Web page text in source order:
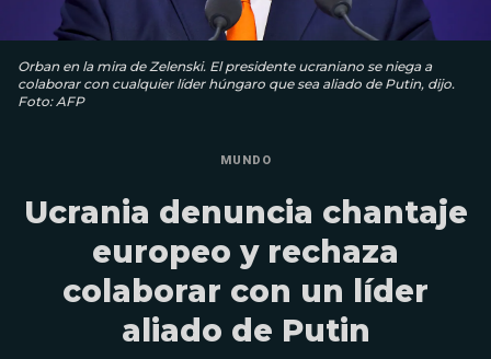
Orban en la mira de Zelenski. El presidente ucraniano se niega a
colaborar con cualquier líder húngaro que sea aliado de Putin, dijo.
Foto: AFP
MUNDO
Ucrania denuncia chantaje
europeo y rechaza
colaborar con un líder
aliado de Putin